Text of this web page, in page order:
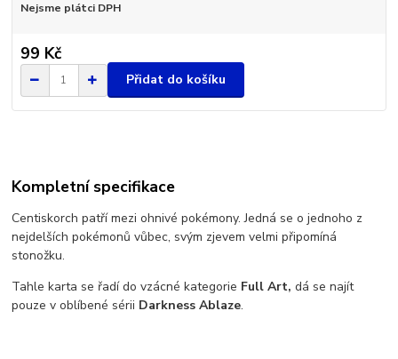
Nejsme plátci DPH
99 Kč
Přidat do košíku
Kompletní specifikace
Centiskorch patří mezi ohnivé pokémony. Jedná se o jednoho z
nejdelších pokémonů vůbec, svým zjevem velmi připomíná
stonožku.
Tahle karta se řadí do vzácné kategorie Full Art, dá se najít
pouze v oblíbené sérii Darkness Ablaze.